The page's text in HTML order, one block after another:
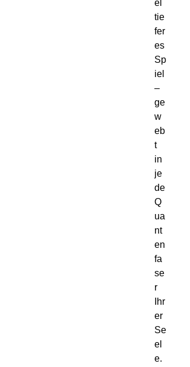
el
tie
fer
es
Sp
iel
–
ge
w
eb
t
in
je
de
Q
ua
nt
en
fa
se
r
Ihr
er
Se
el
e.